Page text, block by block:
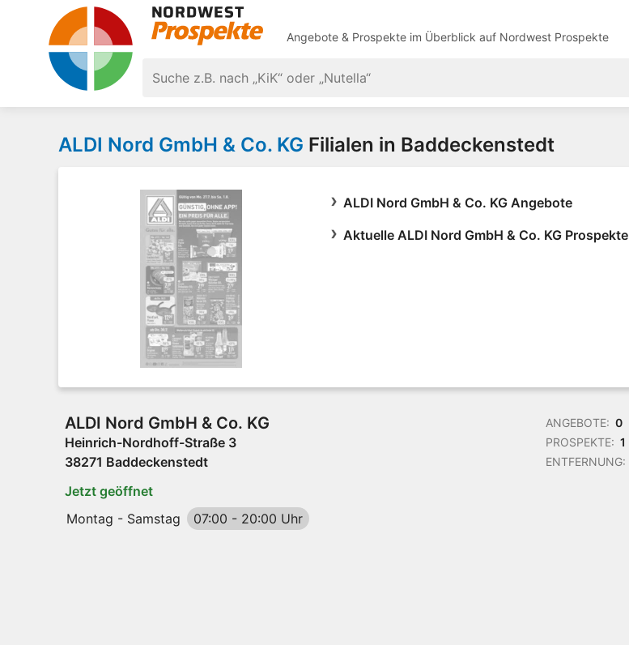
Angebote & Prospekte im Überblick auf Nordwest Prospekte
ALDI Nord GmbH & Co. KG Filialen in Baddeckenstedt
ALDI Nord GmbH & Co. KG Angebote
Aktuelle ALDI Nord GmbH & Co. KG Prospekte
ALDI Nord GmbH & Co. KG
Heinrich-Nordhoff-Straße 3
38271 Baddeckenstedt
ANGEBOTE: 0
PROSPEKTE: 1
ENTFERNUNG:
Jetzt geöffnet
Montag - Samstag
07:00 - 20:00 Uhr